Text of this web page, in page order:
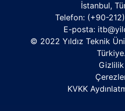
İstanbul,
Telefon: (+90-
E-posta:
© 2022 Yıldız Teknik
Türkiye.
Gizlilik
KVKK